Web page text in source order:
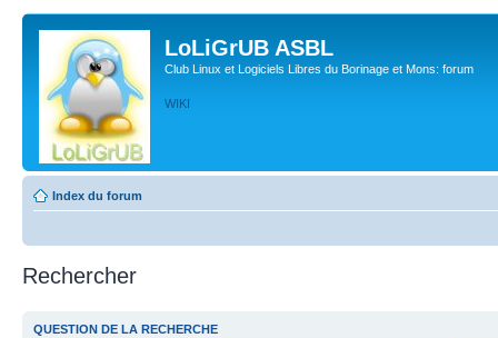
LoLiGrUB ASBL
Club Linux et Logiciels Libres du Borinage et Mons: forum
WIKI
Index du forum
Rechercher
QUESTION DE LA RECHERCHE